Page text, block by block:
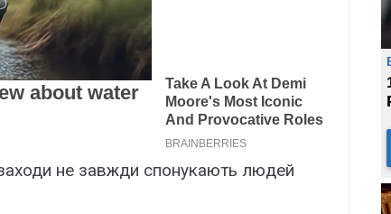
не завжди спонукають людей